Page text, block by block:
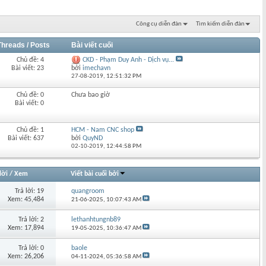
Công cụ diễn đàn Tìm kiếm diễn đàn
/ Posts Bài viết cuối
Chủ đề: 4
Bài viết: 23
CKD - Phạm Duy Anh - Dịch vụ...
bởiimechavn
27-08-2019, 12:51:32 PM
Chủ đề: 0
Bài viết: 0
Chưa bao giờ
Chủ đề: 1
Bài viết: 637
HCM - Nam CNC shop
bởiQuyND
02-10-2019, 12:44:58 PM
/ Xem Viết bài cuối bởi
Trả lời: 19
Xem: 45,484
quangroom
21-06-2025, 10:07:43 AM
Trả lời: 2
Xem: 17,894
lethanhtungnb89
19-05-2025, 10:36:47 AM
Trả lời: 0
Xem: 26,206
baole
04-11-2024,05:36:58 AM